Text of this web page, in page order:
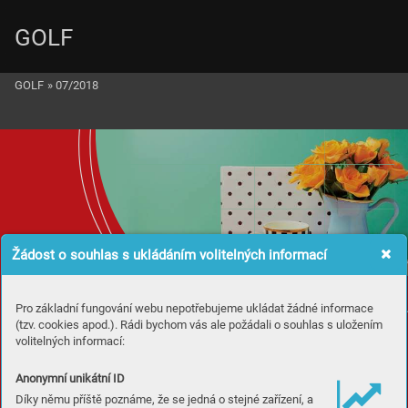
Žádost o souhlas s ukládáním volitelných informací
Pro základní fungování webu nepotřebujeme ukládat žádné informace
(tzv. cookies apod.). Rádi bychom vás ale požádali o souhlas s uložením
volitelných informací:
Anonymní unikátní ID
Díky němu příště poznáme, že se jedná o stejné zařízení, a
GOLF
GOLF » 07/2018